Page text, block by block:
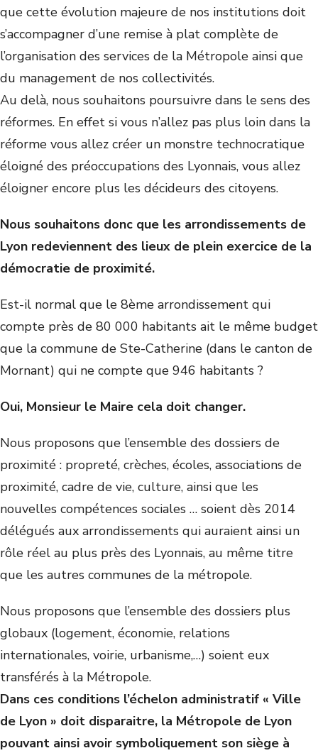
que cette évolution majeure de nos institutions doit
s’accompagner d’une remise à plat complète de
l’organisation des services de la Métropole ainsi que
du management de nos collectivités.
Au delà, nous souhaitons poursuivre dans le sens des
réformes. En effet si vous n’allez pas plus loin dans la
réforme vous allez créer un monstre technocratique
éloigné des préoccupations des Lyonnais, vous allez
éloigner encore plus les décideurs des citoyens.
Nous souhaitons donc que les arrondissements de
Lyon redeviennent des lieux de plein exercice de la
démocratie de proximité.
Est-il normal que le 8ème arrondissement qui
compte près de 80 000 habitants ait le même budget
que la commune de Ste-Catherine (dans le canton de
Mornant) qui ne compte que 946 habitants ?
Oui, Monsieur le Maire cela doit changer.
Nous proposons que l’ensemble des dossiers de
proximité : propreté, crèches, écoles, associations de
proximité, cadre de vie, culture, ainsi que les
nouvelles compétences sociales … soient dès 2014
délégués aux arrondissements qui auraient ainsi un
rôle réel au plus près des Lyonnais, au même titre
que les autres communes de la métropole.
Nous proposons que l’ensemble des dossiers plus
globaux (logement, économie, relations
internationales, voirie, urbanisme,…) soient eux
transférés à la Métropole.
Dans ces conditions l’échelon administratif « Ville
de Lyon » doit disparaitre, la Métropole de Lyon
pouvant ainsi avoir symboliquement son siège à